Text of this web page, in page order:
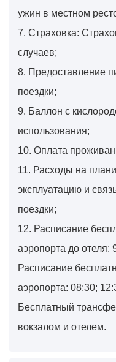
ужин в местном
7. Страховка:
случаев;
8. Предоставление
поездки;
9. Баллон с
использования;
10. Оплата
11. Расходы на
эксплуатацию и
поездки;
12. Расписание
аэропорта до отеля:
Расписание
аэропорта: 08:30;
Бесплатный
вокзалом и отелем.